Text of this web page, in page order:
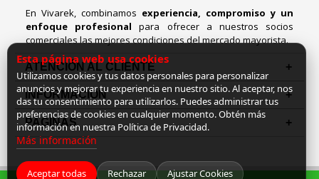
En Vivarek, combinamos experiencia, compromiso y un
enfoque profesionalpara ofrecer a nuestros socios
comerciales las mejores condiciones del mercado mayorista.
ATENCIÓN AL CLIENTE
INFORMACION
PAGINAS
Esta página web usa cookies
Utilizamos cookies y tus datos personales para personalizar
anuncios y mejorar tu experiencia en nuestro sitio. Al aceptar, nos
das tu consentimiento para utilizarlos. Puedes administrar tus
preferencias de cookies en cualquier momento. Obtén más
información en nuestra Política de Privacidad.
Más información
Aceptar todas Rechazar Ajustar Cookies